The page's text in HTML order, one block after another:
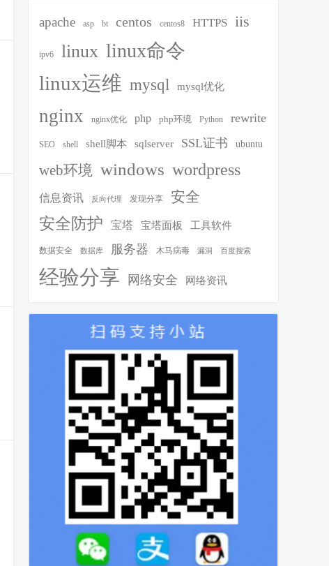
apache asp bt centos centos8 HTTPS iis
ipv6 linux linux命令
linux运维 mysql mysql优化
nginx nginx优化 php php环境 Python rewrite
SEO shell shell脚本 sqlserver SSL证书 ubuntu
web环境 windows wordpress
信息资讯 反向代理 发现分享 安全
安全防护 宝塔 宝塔面板 工具软件
数据安全 数据库 服务器 木马病毒 漏洞 百度搜索
经验分享 网络安全 网络资讯